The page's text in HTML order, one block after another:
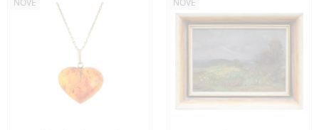
NOVÉ NOVÉ